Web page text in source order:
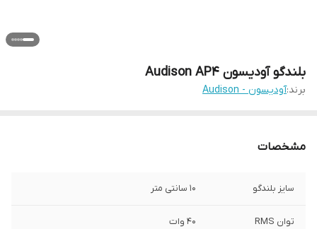
بلندگو آودیسون Audison AP4
برند:آودیسون - Audison
مشخصات
سایز بلندگو 10 سانتی متر
توان RMS 40 وات